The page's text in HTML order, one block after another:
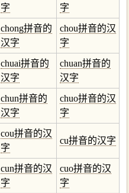
字
字
chong拼音的
汉字
chou拼音的汉
字
chuai拼音的
汉字
chuan拼音的
汉字
chun拼音的
汉字
chuo拼音的汉
字
cou拼音的汉
字
cu拼音的汉字
cun拼音的汉
字
cuo拼音的汉
字